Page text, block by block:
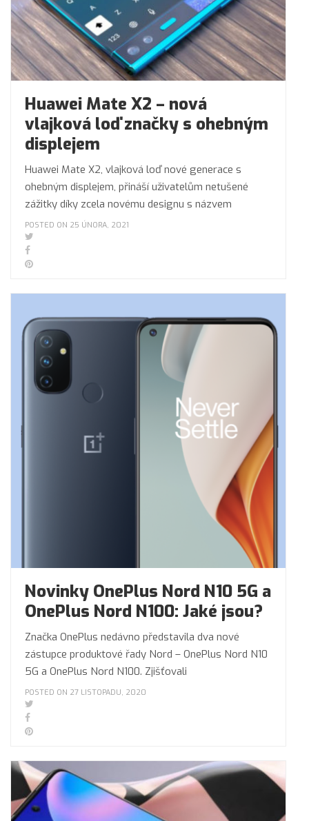
Huawei Mate X2 – nová
vlajková loď značky s ohebným
displejem
Huawei Mate X2, vlajková loď nové generace s
ohebným displejem, přináší uživatelům netušené
zážitky díky zcela novému designu s názvem
POSTED ON 25 ÚNORA, 2021
Novinky OnePlus Nord N10 5G a
OnePlus Nord N100: Jaké jsou?
Značka OnePlus nedávno představila dva nové
zástupce produktové řady Nord – OnePlus Nord N10
5G a OnePlus Nord N100. Zjišťovali
POSTED ON 27 LISTOPADU, 2020